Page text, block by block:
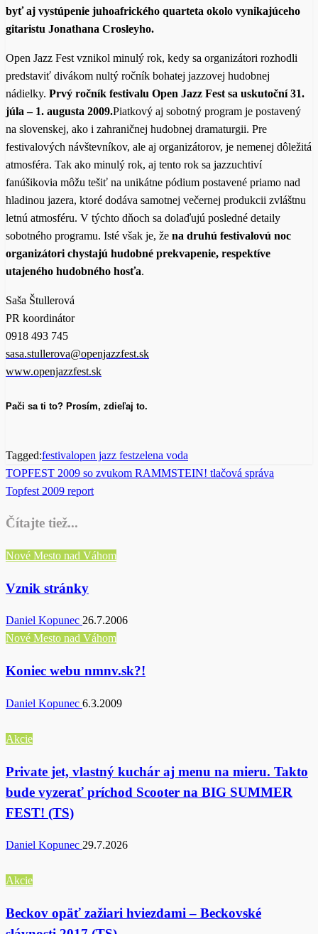
byť aj vystúpenie juhoafrického quarteta okolo vynikajúceho
gitaristu Jonathana Crosleyho.
Open Jazz Fest vznikol minulý rok, kedy sa organizátori rozhodli
predstaviť divákom nultý ročník bohatej jazzovej hudobnej
nádielky. Prvý ročník festivalu Open Jazz Fest sa uskutoční 31.
júla – 1. augusta 2009.Piatkový aj sobotný program je postavený
na slovenskej, ako i zahraničnej hudobnej dramaturgii. Pre
festivalových návštevníkov, ale aj organizátorov, je nemenej dôležitá
atmosféra. Tak ako minulý rok, aj tento rok sa jazzuchtiví
fanúšikovia môžu tešiť na unikátne pódium postavené priamo nad
hladinou jazera, ktoré dodáva samotnej večernej produkcii zvláštnu
letnú atmosféru. V týchto dňoch sa dolaďujú posledné detaily
sobotného programu. Isté však je, že na druhú festivalovú noc
organizátori chystajú hudobné prekvapenie, respektíve
utajeného hudobného hosťa.
Saša Štullerová
PR koordinátor
0918 493 745
sasa.stullerova@openjazzfest.sk
www.openjazzfest.sk
Pači sa ti to? Prosím, zdieľaj to.
Tagged:festivalopen jazz festzelena voda
Post
Previous
Post
TOPFEST 2009 so zvukom RAMMSTEIN! tlačová správa
Next
Topfest 2009 report
Čítajte tiež...
Nové Mesto nad Váhom
Vznik stránky
Daniel Kopunec 26.7.2006
Nové Mesto nad Váhom
Koniec webu nmnv.sk?!
Daniel Kopunec 6.3.2009
Akcie
Private jet, vlastný kuchár aj menu na mieru. Takto
bude vyzerať príchod Scooter na BIG SUMMER
FEST! (TS)
Daniel Kopunec 29.7.2026
Akcie
Beckov opäť zažiari hviezdami – Beckovské